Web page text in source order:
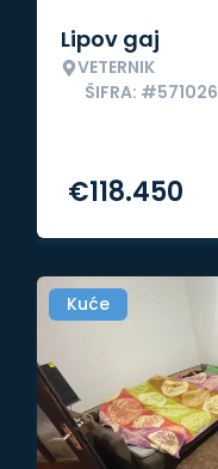
Lipov gaj
VETERNIK
ŠIFRA: #571026
€118.450
Kuće